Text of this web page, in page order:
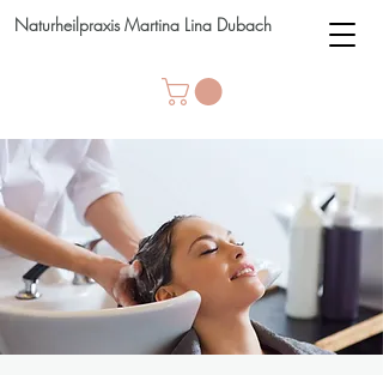
Naturheilpraxis Martina Lina Dubach